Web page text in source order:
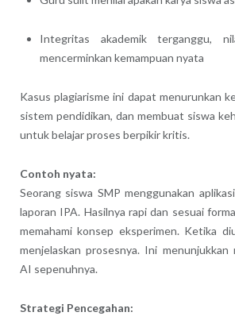
Integritas akademik terganggu,
mencerminkan kemampuan nyata
Kasus plagiarisme ini dapat menurunkan
sistem pendidikan, dan membuat siswa
untuk belajar proses berpikir kritis.
Contoh nyata:
Seorang siswa SMP menggunakan
laporan IPA. Hasilnya rapi dan sesuai
memahami konsep eksperimen. Ketika
menjelaskan prosesnya. Ini menunjukkan
AI sepenuhnya.
Strategi Pencegahan: